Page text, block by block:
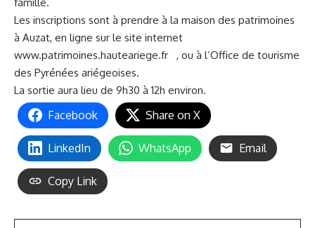
Les inscriptions sont à prendre à la maison des patrimoines
à Auzat, en ligne sur le site internet
www.patrimoines.hauteariege.fr , ou à l’Office de tourisme
des Pyrénées ariégeoises.
La sortie aura lieu de 9h30 à 12h environ.
Facebook Share on X
LinkedIn WhatsApp Email
Copy Link